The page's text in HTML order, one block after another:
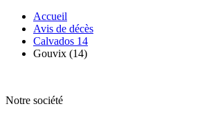
Accueil
Avis de décès
Calvados 14
Gouvix (14)
Notre société